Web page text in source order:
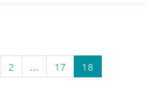
2 ... 17 18